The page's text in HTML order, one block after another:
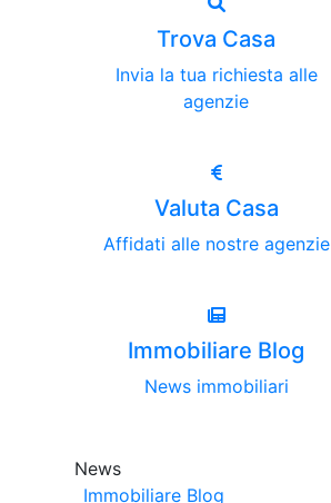
Trova Casa
Invia la tua richiesta alle
agenzie
Valuta Casa
Affidati alle nostre agenzie
Immobiliare Blog
News immobiliari
News
Immobiliare Blog